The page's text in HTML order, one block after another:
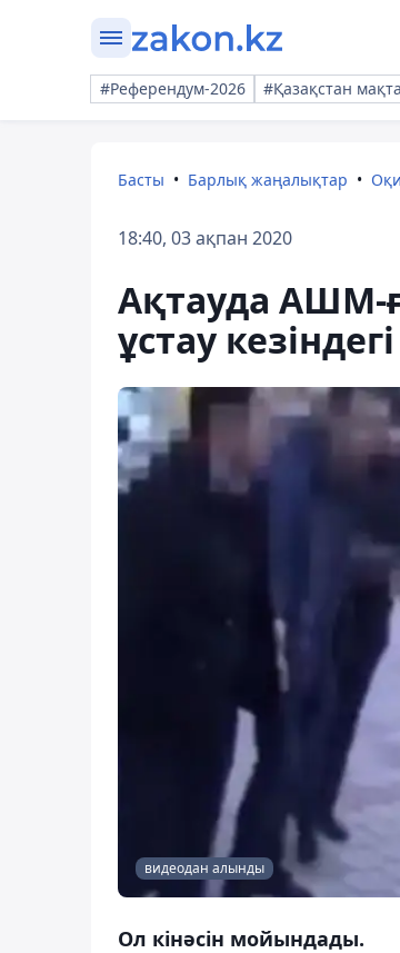
#Референдум-2026 #Қазақстан
Басты Барлық жаңалықтар
18:40, 03 ақпан 2020
Ақтауда АШМ-
ұстау
видеодан алынды
Ол кінәсін мойындады.